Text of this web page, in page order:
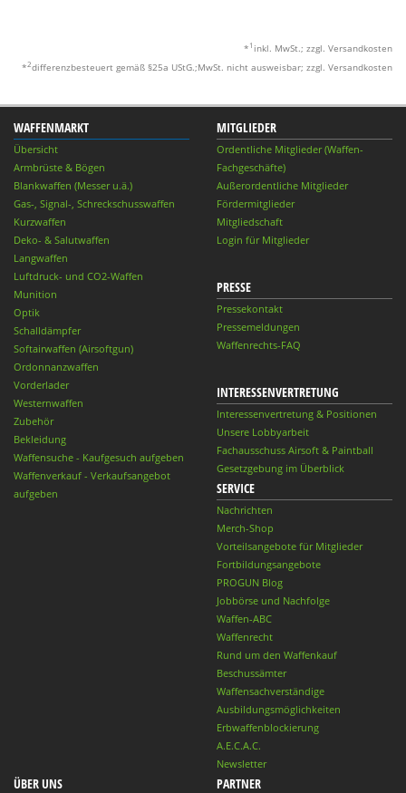
* 1 inkl. MwSt.; zzgl. Versandkosten
*2differenzbesteuert gemäß §25a UStG.;MwSt. nicht ausweisbar; zzgl. Versandkosten
WAFFENMARKT
Übersicht
Armbrüste & Bögen
Blankwaffen (Messer u.ä.)
Gas-, Signal-, Schreckschusswaffen
Kurzwaffen
Deko- & Salutwaffen
Langwaffen
Luftdruck- und CO2-Waffen
Munition
Optik
Schalldämpfer
Softairwaffen (Airsoftgun)
Ordonnanzwaffen
Vorderlader
Westernwaffen
Zubehör
Bekleidung
Waffensuche - Kaufgesuch aufgeben
Waffenverkauf - Verkaufsangebot
aufgeben
MITGLIEDER
Ordentliche Mitglieder (Waffen-
Fachgeschäfte)
Außerordentliche Mitglieder
Fördermitglieder
Mitgliedschaft
Login für Mitglieder
PRESSE
Pressekontakt
Pressemeldungen
Waffenrechts-FAQ
INTERESSENVERTRETUNG
Interessenvertretung & Positionen
Unsere Lobbyarbeit
Fachausschuss Airsoft & Paintball
Gesetzgebung im Überblick
SERVICE
Nachrichten
Merch-Shop
Vorteilsangebote für Mitglieder
Fortbildungsangebote
PROGUN Blog
Jobbörse und Nachfolge
Waffen-ABC
Waffenrecht
Rund um den Waffenkauf
Beschussämter
Waffensachverständige
Ausbildungsmöglichkeiten
Erbwaffenblockierung
A.E.C.A.C.
Newsletter
ÜBER UNS PARTNER